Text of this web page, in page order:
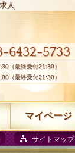
人
サイトマップ
6432-5733
（最終受付21:30）
（最終受付21:30）
マイページ